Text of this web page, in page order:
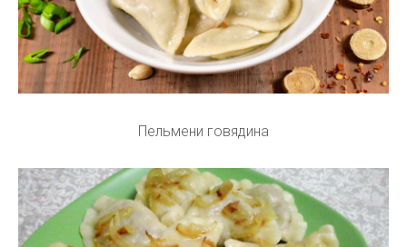
Пельмени говядина